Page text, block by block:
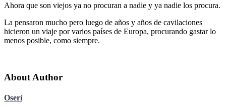
Ahora que son viejos ya no procuran a nadie y ya nadie los procura.
La pensaron mucho pero luego de años y años de cavilaciones
hicieron un viaje por varios países de Europa, procurando gastar lo
menos posible, como siempre.
About Author
Oserí